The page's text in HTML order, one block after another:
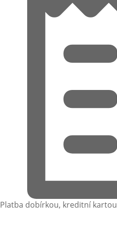
Platba dobírkou, kreditní kartou